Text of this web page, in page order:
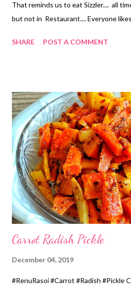
That reminds us to eat Sizzler.... all
but not in Restaurant.... Everyone
everyone waiting eagerly to eat
1tsp *Garlic .. 3 pods *Roasted Poha
tsp *Black Pepper powder ...1/2 tsp
soak Moong Dal for 1 hour. *Grind it
Green Chillies, Ginger and Garlic to a
Water. *Take this mixture in a pan add
Powder, mashed Potatoes mix
Powder suff...
SHARE POST A COMMENT
Carrot Radish Pickle
December 04, 2019
#RenuRasoi #Carrot #Radish #Pickle